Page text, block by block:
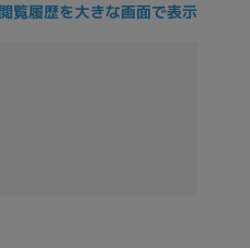
閲覧履歴を大きな画面で表示